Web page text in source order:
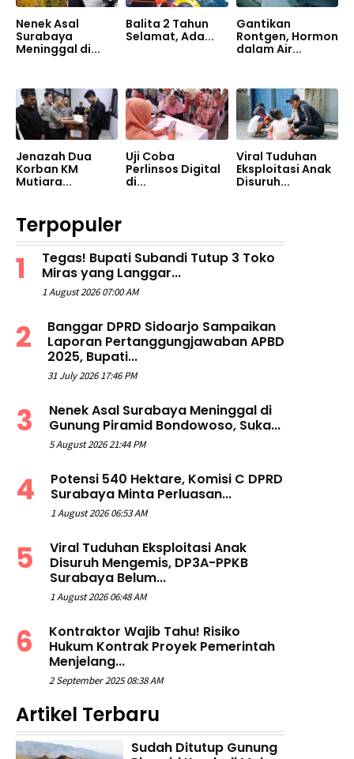
Nenek Asal
Surabaya
Meninggal di...
Balita 2 Tahun
Selamat, Ada...
Gantikan
Rontgen, Hormon
dalam Air...
Jenazah Dua
Korban KM
Mutiara...
Uji Coba
Perlinsos Digital
di...
Viral Tuduhan
Eksploitasi Anak
Disuruh...
Terpopuler
Tegas! Bupati Subandi Tutup 3 Toko
Miras yang Langgar...
1 August 2026 07:00 AM
Banggar DPRD Sidoarjo Sampaikan
Laporan Pertanggungjawaban APBD
2025, Bupati...
31 July 2026 17:46 PM
Nenek Asal Surabaya Meninggal di
Gunung Piramid Bondowoso, Suka...
5 August 2026 21:44 PM
Potensi 540 Hektare, Komisi C DPRD
Surabaya Minta Perluasan...
1 August 2026 06:53 AM
Viral Tuduhan Eksploitasi Anak
Disuruh Mengemis, DP3A-PPKB
Surabaya Belum...
1 August 2026 06:48 AM
Kontraktor Wajib Tahu! Risiko
Hukum Kontrak Proyek Pemerintah
Menjelang...
2 September 2025 08:38 AM
Artikel Terbaru
Sudah Ditutup Gunung